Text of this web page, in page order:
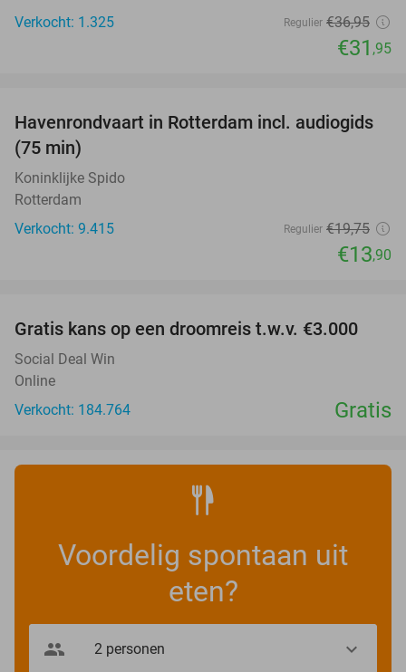
Verkocht: 1.325
Regulier €36,95
€31 ,95
30%
Havenrondvaart in Rotterdam incl. audiogids
(75 min)
Koninklijke Spido
Rotterdam
Verkocht: 9.415
Regulier €19,75
€13,90
Gratis kans op een droomreis t.w.v. €3.000
Social Deal Win
Online
Verkocht: 184.764
Gratis
Voordelig spontaan uit
eten?